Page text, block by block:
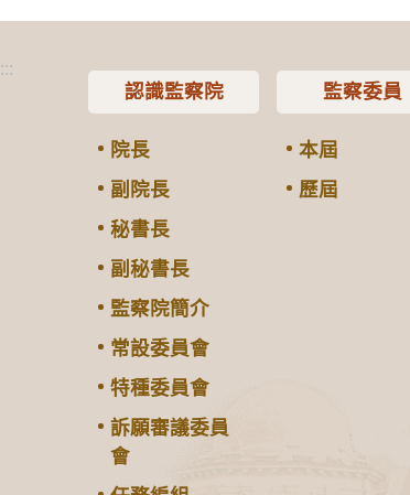
:::
認識監察院
院長
副院長
秘書長
副秘書長
監察院簡介
常設委員會
特種委員會
訴願審議委員
會
監察委員
本屆
歷屆